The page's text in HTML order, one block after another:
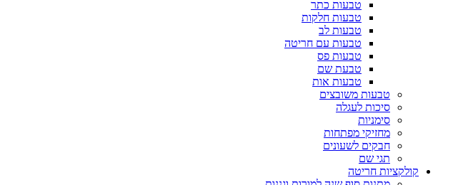
טבעות כתר
טבעות חלקות
טבעות לב
טבעות עם חריטה
טבעות פס
טבעת שם
טבעות אות
טבעות משובצים
סיכות לעגלה
סימניות
מחזיקי מפתחות
חבקים לשעונים
תגי שם
קולקציות חריטה